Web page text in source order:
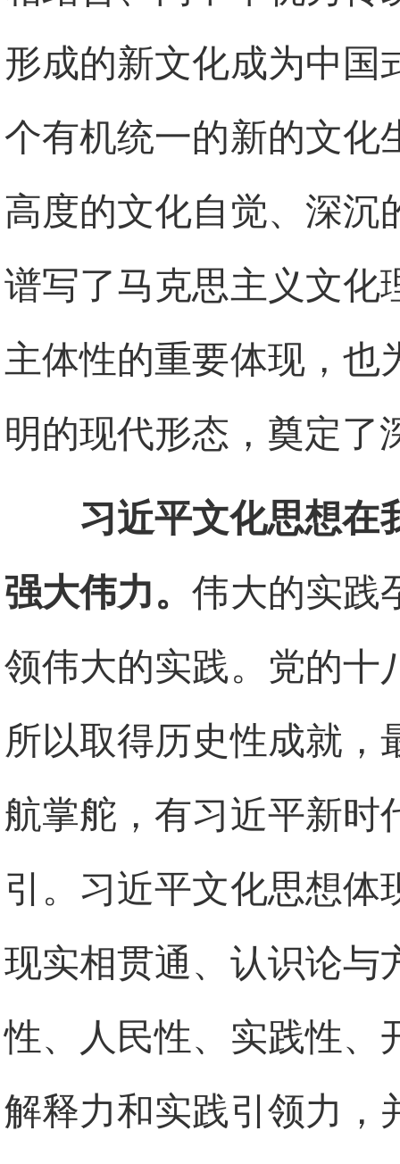
形成的新文化成为中国
个有机统一的新的文化
高度的文化自觉、深沉
谱写了马克思主义文化
主体性的重要体现，也
明的现代形态，奠定了
习近平文化思想在
强大伟力。伟大的实践
领伟大的实践。党的十
所以取得历史性成就，
航掌舵，有习近平新时
引。习近平文化思想体
现实相贯通、认识论与
性、人民性、实践性、
解释力和实践引领力，